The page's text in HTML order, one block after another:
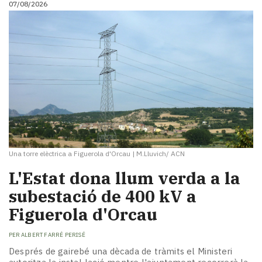
i
Cultura
Esports
Mai
tant!
mitjans
El
temps
Reportatges
Entrevistes
Enquestes
A
escena!
Dis
la
teva!
07/08/2026
Una torre elèctrica a Figuerola d'Orcau | M.Lluvich/ ACN
L'Estat dona llum verda a la
subestació de 400 kV a
Figuerola d'Orcau
PER ALBERT FARRÉ PERISÉ
Després de gairebé una dècada de tràmits el Ministeri